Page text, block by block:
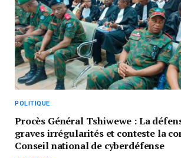
POLITIQUE
Procès Général Tshiwewe : La
graves irrégularités et conteste la
Conseil national de cyberdéfense